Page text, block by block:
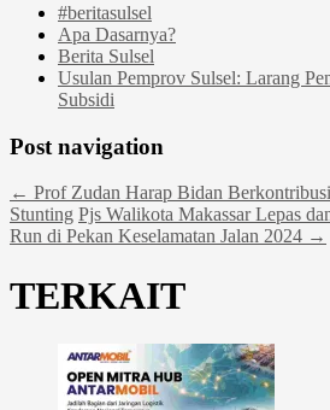
#beritasulsel
Apa Dasarnya?
Berita Sulsel
Usulan Pemprov Sulsel: Larang
Subsidi
Post navigation
← Prof Zudan Harap Bidan
Stunting Pjs Walikota Makassar Lepas
Run di Pekan Keselamatan Jalan 2024 →
TERKAIT